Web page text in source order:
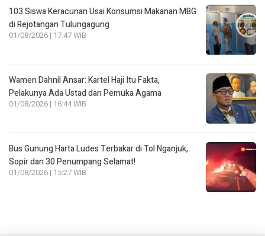
103 Siswa Keracunan Usai Konsumsi Makanan MBG
di Rejotangan Tulungagung
01/08/2026 | 17:47 WIB
Wamen Dahnil Ansar: Kartel Haji Itu Fakta,
Pelakunya Ada Ustad dan Pemuka Agama
01/08/2026 | 16:44 WIB
Bus Gunung Harta Ludes Terbakar di Tol Nganjuk,
Sopir dan 30 Penumpang Selamat!
01/08/2026 | 15:27 WIB